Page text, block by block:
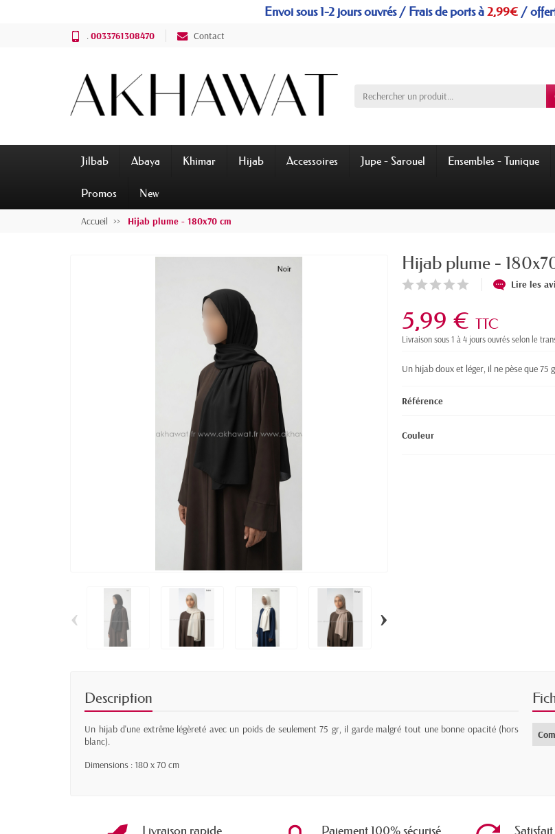
Envoi sous 1-2 jours ouvrés / Frais de ports à2,99€ /
. 0033761308470 Contact
Jilbab Abaya Khimar Hijab Accessoires Jupe - Sarouel Ensembles - Tunique
Promos New
Accueil Hijab plume - 180x70 cm
‹ ›
Hijab plume -
Lire les
5,99 €TTC
Livraison sous 1 à 4 jours ouvrés selon le
Un hijab doux et léger, il ne pèse que 75
Référence
Couleur
Description
Un hijab d'une extrême légèreté avec un poids de seulement 75 gr, il garde malgré tout une bonne opacité (hors
blanc).
Dimensions : 180 x 70 cm
Livraison rapide Paiement 100% sécurisé